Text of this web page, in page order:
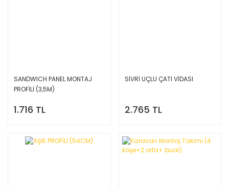
SANDWICH PANEL MONTAJ
PROFİLİ (3,5M)
1.716 TL
SİVRİ UÇLU ÇATI VİDASI
2.765 TL